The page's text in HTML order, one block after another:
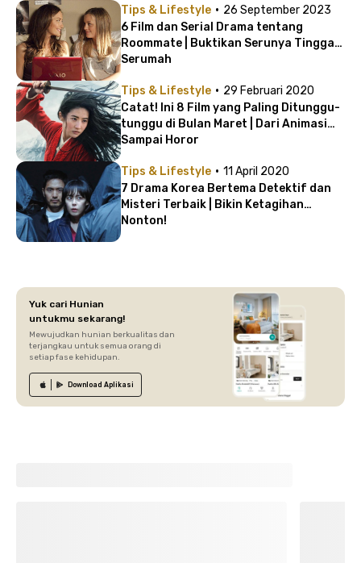
Tips & Lifestyle · 26 September 2023
6 Film dan Serial Drama tentang
Roommate | Buktikan Serunya Tinggal
Serumah
Tips & Lifestyle · 29 Februari 2020
Catat! Ini 8 Film yang Paling Ditunggu-
tunggu di Bulan Maret | Dari Animasi
Sampai Horor
Tips & Lifestyle · 11 April 2020
7 Drama Korea Bertema Detektif dan
Misteri Terbaik | Bikin Ketagihan
Nonton!
Yuk cari Hunian
untukmu sekarang!
Mewujudkan hunian berkualitas dan
terjangkau untuk semua orang di
setiap fase kehidupan.
Download Aplikasi